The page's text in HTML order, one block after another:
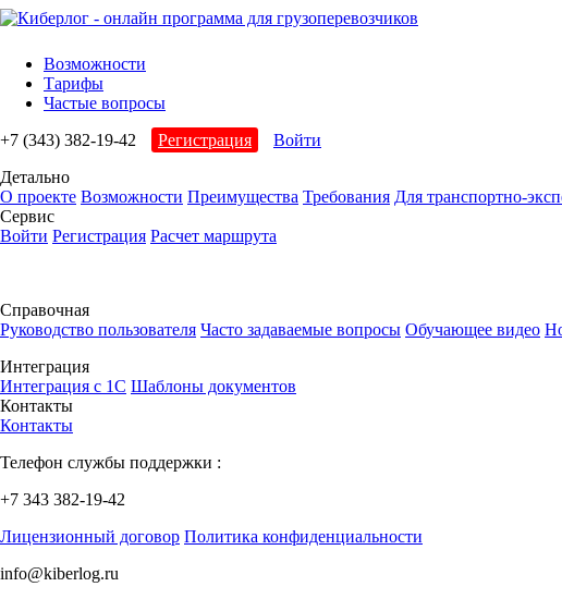
Возможности
Тарифы
Частые вопросы
+7 (343) 382-19-42
Регистрация
Войти
Детально
О проекте Возможности Преимущества Требования Для транспортно-
Сервис
Войти Регистрация Расчет маршрута
Справочная
Руководство пользователя Часто задаваемые вопросы Обучающее видео
Интеграция
Интеграция с 1С Шаблоны документов
Контакты
Контакты
Телефон службы поддержки :
+7 343 382-19-42
Лицензионный договор Политика конфиденциальности
info@kiberlog.ru